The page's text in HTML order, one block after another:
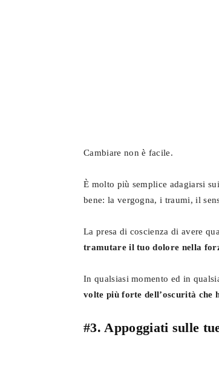
Cambiare non è facile.
È molto più semplice adagiarsi
bene: la vergogna, i traumi, il
La presa di coscienza di avere
tramutare il tuo dolore nella
In qualsiasi momento ed in
volte più forte dell’oscurità che
#3. Appoggiati sulle